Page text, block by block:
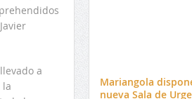
a
la
Mariangola
nueva Sala de